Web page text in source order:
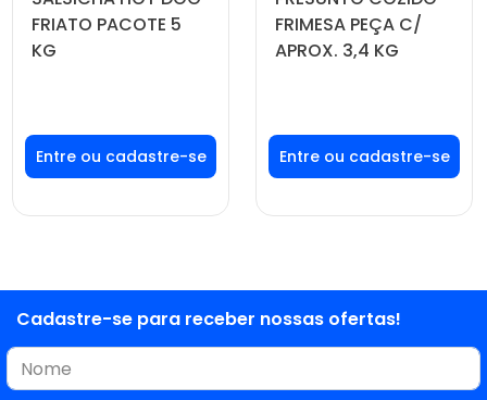
FRIATO PACOTE 5
KG
Faça seu login ou
cadastre-se para
ver preços e
FRIMESA PEÇA C/
APROX. 3,4 KG
Faça seu login ou
cadastre-se para
ver preços e
Cadastre-se para receber nossas ofertas!